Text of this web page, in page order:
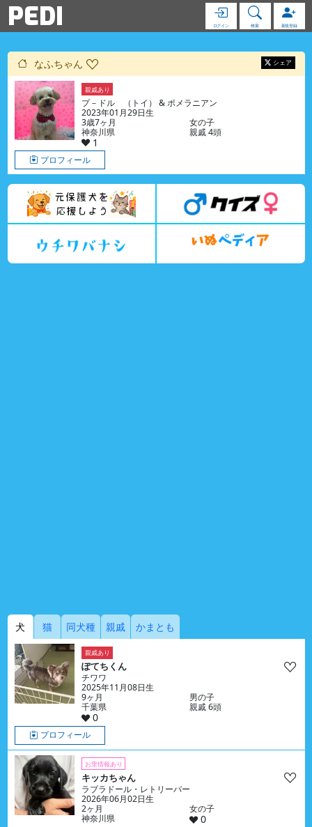
PEDI ログイン 検索 新規登録
なふちゃん シェア
親戚あり
プ－ドル （トイ） & ポメラニアン
2023年01月29日生
3歳7ヶ月
女の子
神奈川県
親戚 4頭
1
プロフィール
犬 猫 同犬種 親戚 かまとも
親戚あり
ぽてちくん
チワワ
2025年11月08日生
9ヶ月
男の子
千葉県
親戚 6頭
0
プロフィール
お里情報あり
キッカちゃん
ラブラドール・レトリーバー
2026年06月02日生
2ヶ月
女の子
神奈川県
0